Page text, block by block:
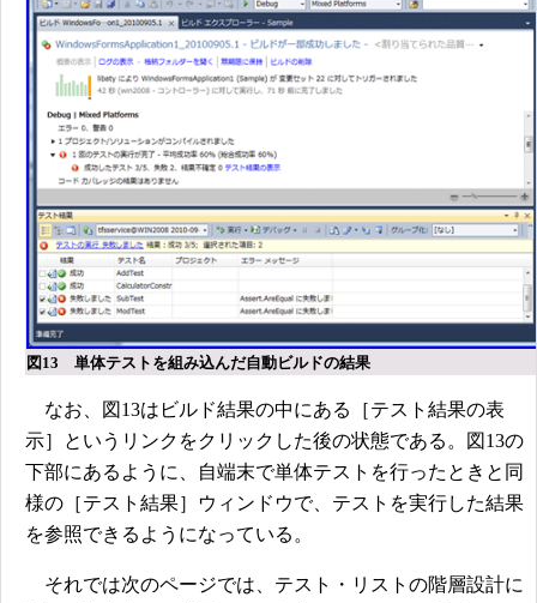
図13 単体テストを組み込んだ自動ビルドの結果
なお、図13はビルド結果の中にある［テスト結果の表
示］というリンクをクリックした後の状態である。図13の
下部にあるように、自端末で単体テストを行ったときと同
様の［テスト結果］ウィンドウで、テストを実行した結果
を参照できるようになっている。
それでは次のページでは、テスト・リストの階層設計に